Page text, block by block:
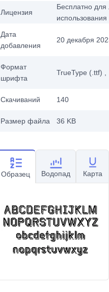
Лицензия
Бесплатно для
использования
Дата
добавления
20 декабря
Формат
шрифта
TrueType (.ttf)
Скачиваний 140
Размер файла 36 KB
Образец Водопад Карта